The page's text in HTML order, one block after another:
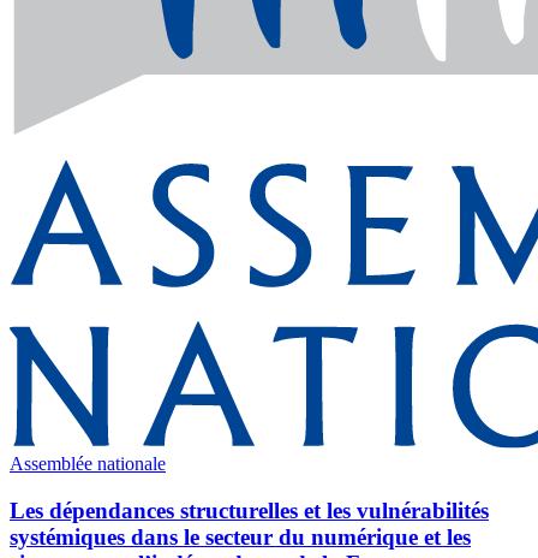
Assemblée nationale
Les dépendances structurelles et les vulnérabilités
systémiques dans le secteur du numérique et les